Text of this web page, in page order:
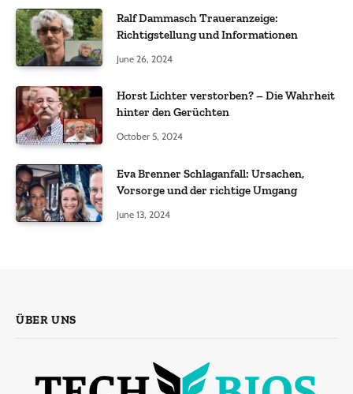
Ralf Dammasch Traueranzeige:
Richtigstellung und Informationen
June 26, 2024
Horst Lichter verstorben? – Die Wahrheit
hinter den Gerüchten
October 5, 2024
Eva Brenner Schlaganfall: Ursachen,
Vorsorge und der richtige Umgang
June 13, 2024
ÜBER UNS